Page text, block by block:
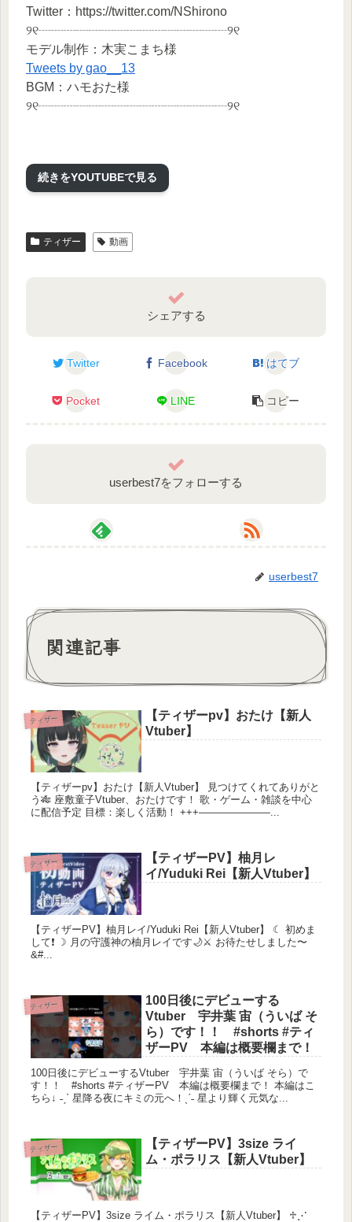
Twitter：https://twitter.com/NShirono
୨୧┈┈┈┈┈┈┈┈┈┈┈┈┈┈┈୨୧
モデル制作：木実こまち様
Tweets by gao__13
BGM：ハモおた様
୨୧┈┈┈┈┈┈┈┈┈┈┈┈┈┈┈୨୧
#ティザーPV
続きをYOUTUBEで見る
ティザー 動画
シェアする
Twitter Facebook はてブ
Pocket LINE コピー
userbest7をフォローする
userbest7
関連記事
ティザー
【ティザーpv】おたけ【新人
Vtuber】
【ティザーpv】おたけ【新人Vtuber】 見つけてくれてありがと
う🎋 座敷童子Vtuber、おたけです！ 歌・ゲーム・雑談を中心
に配信予定 目標：楽しく活動！ +++———————...
ティザー
【ティザーPV】柚月レ
イ/Yuduki Rei【新人Vtuber】
【ティザーPV】柚月レイ/Yuduki Rei【新人Vtuber】 ☾ 初めま
して❗️ ☽ 月の守護神の柚月レイです🌙⚔ お待たせしました〜
&#...
ティザー
100日後にデビューする
Vtuber 宇井葉 宙（ういば そ
ら）です！！ #shorts #ティ
ザーPV 本編は概要欄まで！
100日後にデビューするVtuber 宇井葉 宙（ういば そら）で
す！！ #shorts #ティザーPV 本編は概要欄まで！ 本編はこ
ちら↓ ˗ˏˋ 星降る夜にキミの元へ！ˎˊ˗ 星より輝く元気な...
ティザー
【ティザーPV】3size ライ
ム・ポラリス【新人Vtuber】
【ティザーPV】3size ライム・ポラリス【新人Vtuber】 ♱⋰